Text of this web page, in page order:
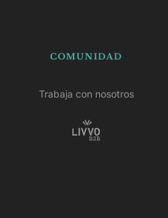
COMUNIDAD
Trabaja con nosotros